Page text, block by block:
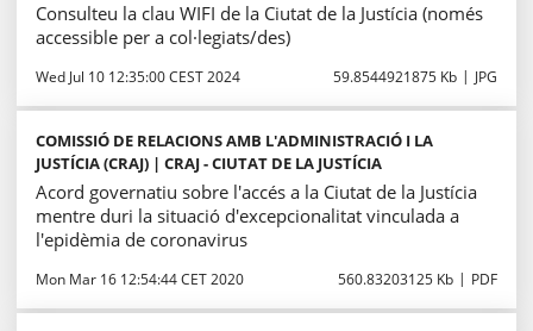
Consulteu la clau WIFI de la Ciutat de la Justícia (només
accessible per a col·legiats/des)
Wed Jul 10 12:35:00 CEST 2024 59.8544921875 Kb JPG
COMISSIÓ DE RELACIONS AMB L'ADMINISTRACIÓ I LA
JUSTÍCIA (CRAJ) | CRAJ - CIUTAT DE LA JUSTÍCIA
Acord governatiu sobre l'accés a la Ciutat de la Justícia
mentre duri la situació d'excepcionalitat vinculada a
l'epidèmia de coronavirus
Mon Mar 16 12:54:44 CET 2020 560.83203125 Kb PDF